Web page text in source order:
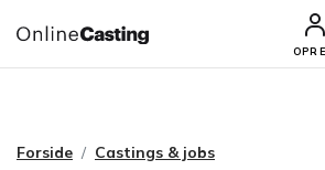
CASTINGS & JOBS
Forside Castings & jobs